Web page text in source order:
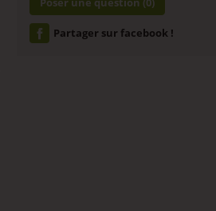
Partager sur facebook !